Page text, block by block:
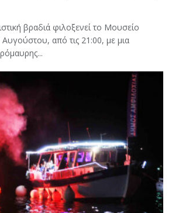
βραδιά φιλοξενεί το Μουσείο
από τις 21:00, με μια